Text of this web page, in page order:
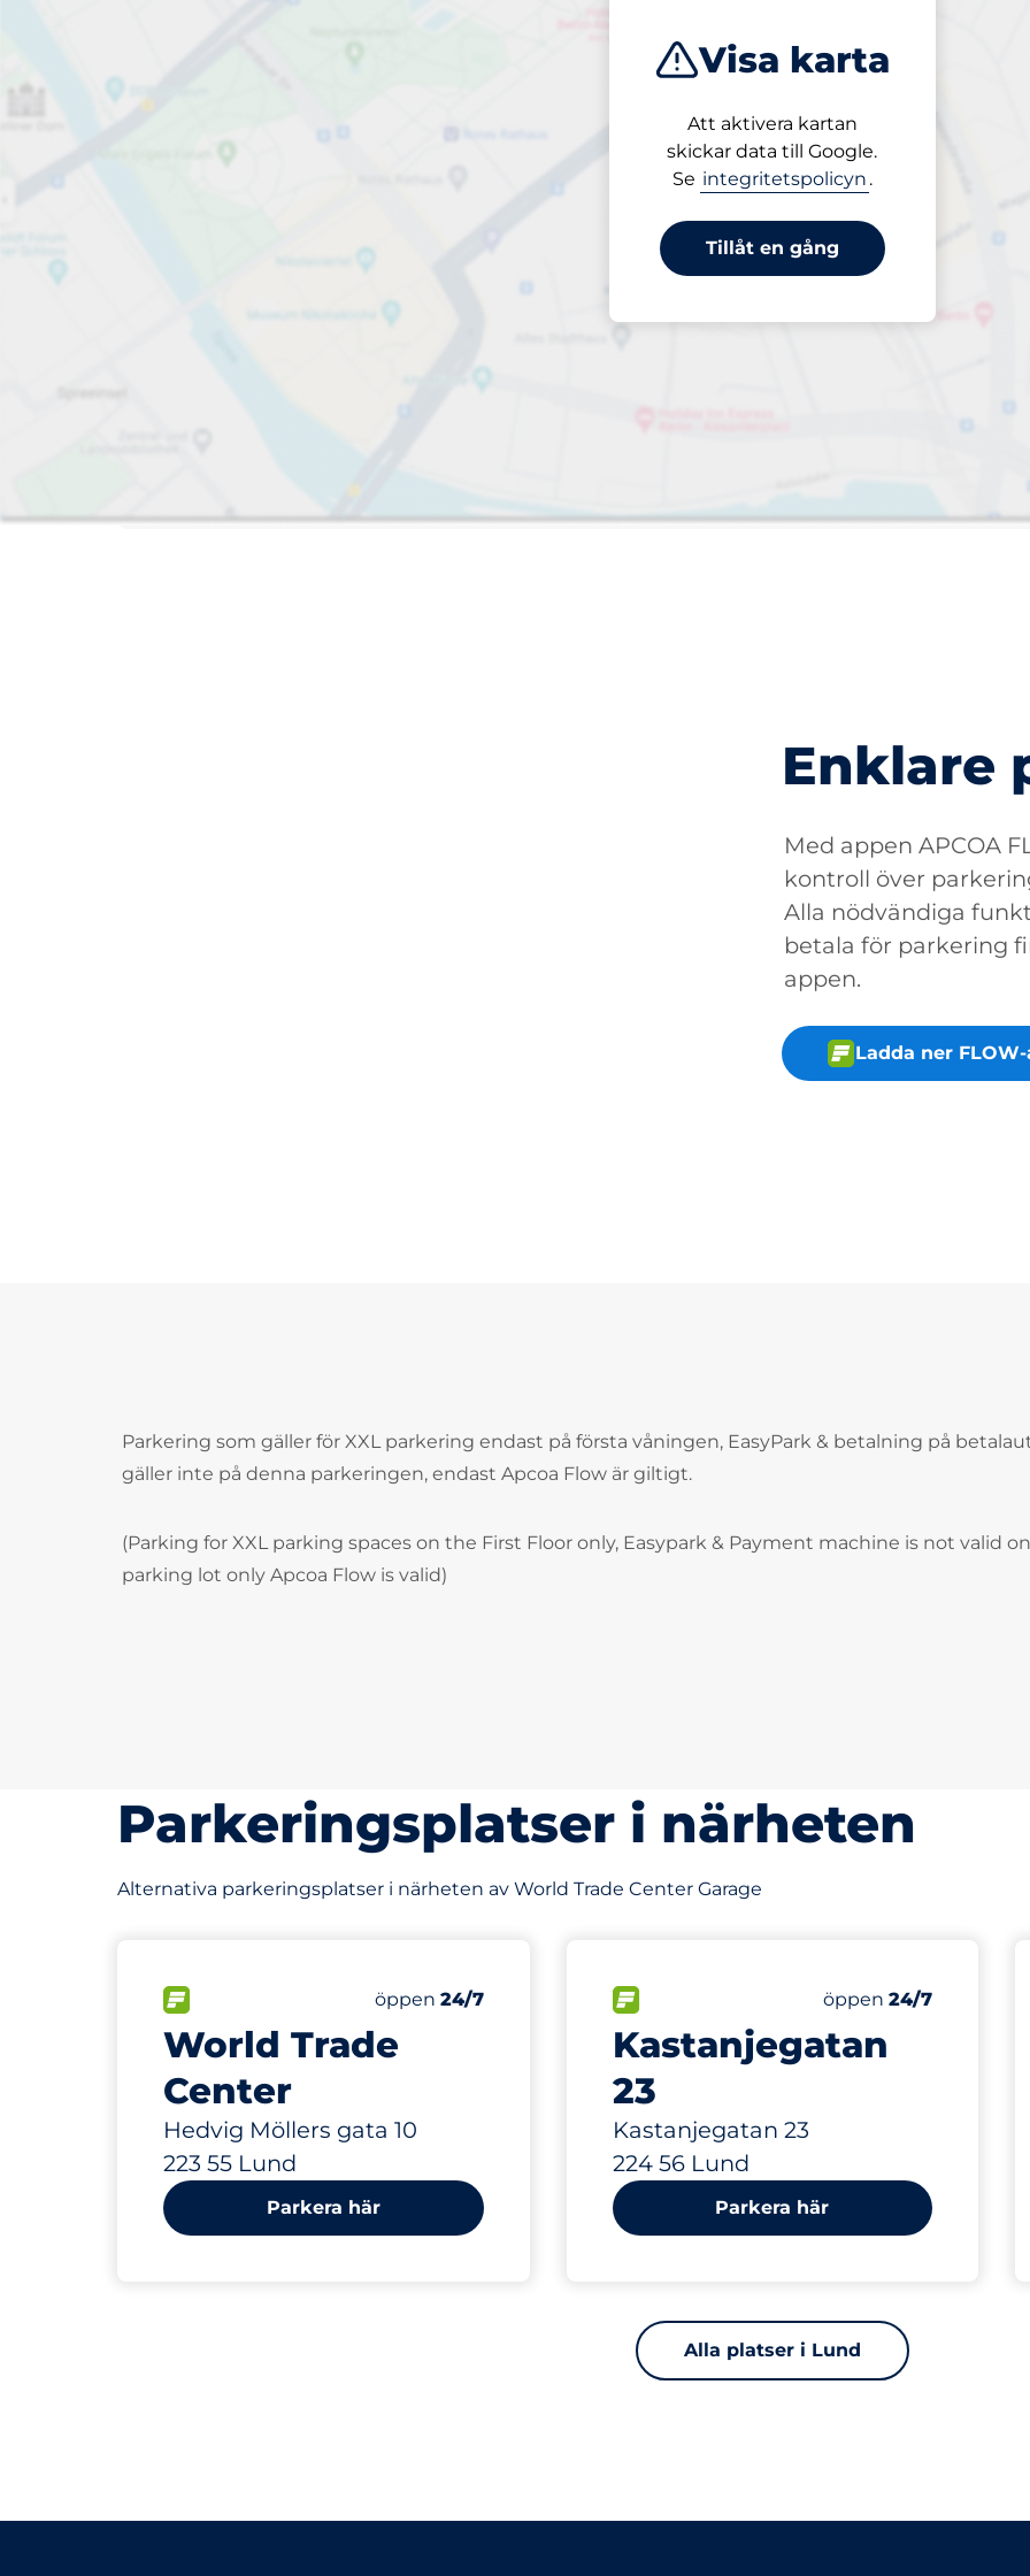
Visa karta
Att aktivera kartan
skickar data till Google.
Se integritetspolicyn .
Tillåt en gång
Öppet nu
Infartshöjd
från 40,00 kr
Priser och betalning
Enklare
Med appen APCOA
kontroll över
Alla nödvändiga
betala för parkering
appen.
Ladda ner
Parkering som gäller för XXL parkering endast på första våningen, EasyPark & betalning på
gäller inte på denna parkeringen, endast Apcoa Flow är giltigt.
(Parking for XXL parking spaces on the First Floor only, Easypark & Payment machine is not valid
parking lot only Apcoa Flow is valid)
Parkeringsplatser i närheten
Alternativa parkeringsplatser i närheten av World Trade Center Garage
World Trade
Center
Hedvig Möllers gata 10
223 55 Lund
Antal parkeringsplatser:
Totalt antal platser
Electric Car Charging Spaces
Lördag
öppen 24/7
Parkera här
Kastanjegatan
23
Kastanjegatan 23
224 56 Lund
Antal parkeringsplatser:
Totalt antal platser
Lördag
öppen24/7
679 m
Parkera här
Alla platser i Lund